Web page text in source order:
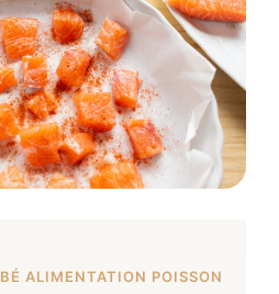
ALIMENTATION POISSON